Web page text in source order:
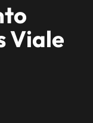
Viale